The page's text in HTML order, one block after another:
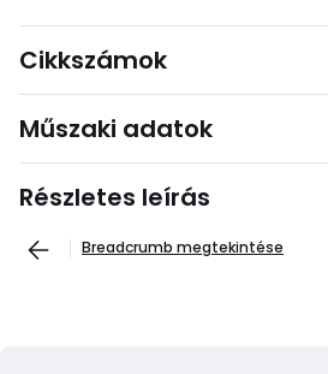
Cikkszámok
Műszaki adatok
Részletes leírás
Breadcrumb megtekintése